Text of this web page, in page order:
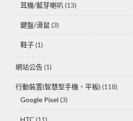
耳機/藍芽喇叭 (13)
鍵盤/滑鼠 (3)
鞋子(1)
網站公告(1)
行動裝置(智慧型手機、平板) (118)
Google Pixel (3)
HTC (11)